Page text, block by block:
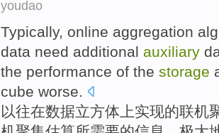
youdao
Typically, online aggregation
data need additional auxiliary
the performance of the storage
cube worse.
以往在数据立方体 上实现的联机